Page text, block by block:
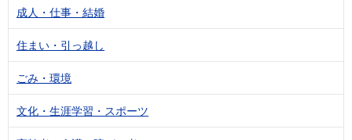
成人・仕事・結婚
住まい・引っ越し
ごみ・環境
文化・生涯学習・スポーツ